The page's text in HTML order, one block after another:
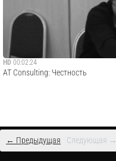
HD 00:02:24
AT Consulting: Честность
← Предыдущая Следующая →